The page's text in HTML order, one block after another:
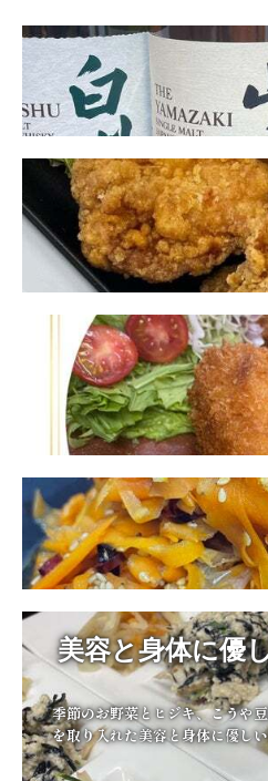
美容と身体に優
季節のお野菜とヒジキ、こうや
を取り入れた美容と身体に優し